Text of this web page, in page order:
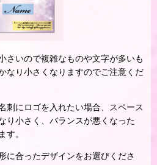
さいので複雑なものや文字が多いも
なり小さくなりますのでご注意くだ
刺にロゴを入れたい場合、スペース
り小さく、バランスが悪くなった
す。
に合ったデザインをお選びくださ